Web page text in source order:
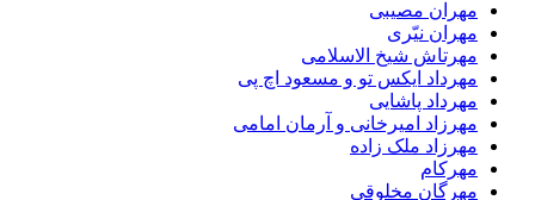
مهران مصیبی
مهران نیّری
مهرتاش شیخ الاسلامی
مهرداد ایکس تو و مسعود اچ پی
مهرداد پاشایی
مهرزاد امیرخانی و آرمان امامی
مهرزاد ملک زاده
مهرکام
مهرگان مخلوقی